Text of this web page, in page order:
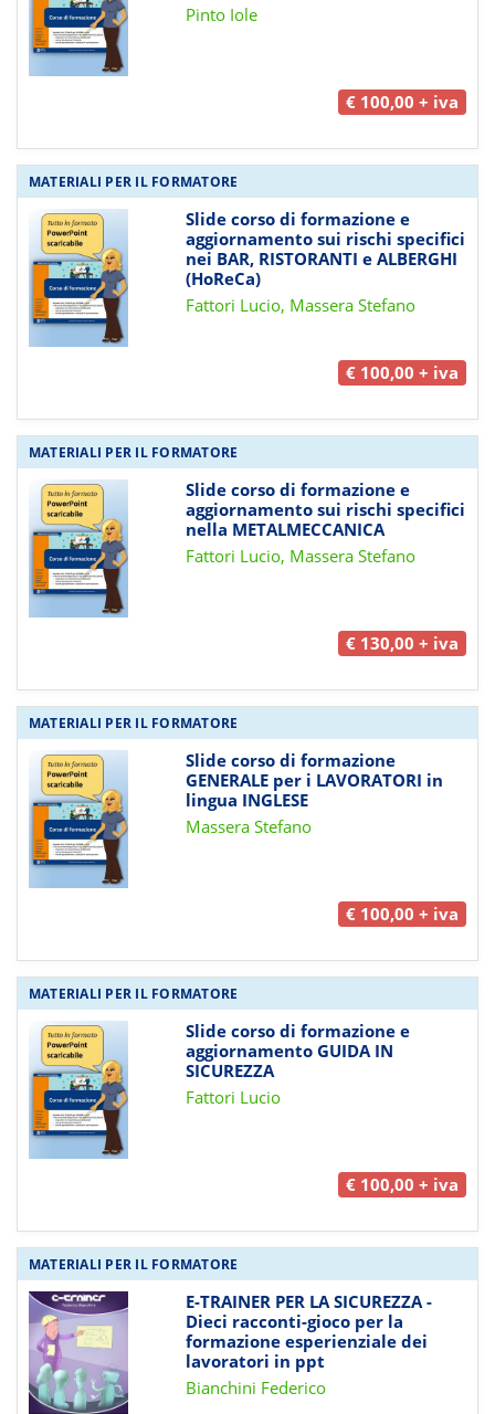
Pinto Iole
€ 100,00 + iva
MATERIALI PER IL FORMATORE
Slide corso di formazione e
aggiornamento sui rischi specifici
nei BAR, RISTORANTI e ALBERGHI
(HoReCa)
Fattori Lucio, Massera Stefano
€ 100,00 + iva
MATERIALI PER IL FORMATORE
Slide corso di formazione e
aggiornamento sui rischi specifici
nella METALMECCANICA
Fattori Lucio, Massera Stefano
€ 130,00 + iva
MATERIALI PER IL FORMATORE
Slide corso di formazione
GENERALE per i LAVORATORI in
lingua INGLESE
Massera Stefano
€ 100,00 + iva
MATERIALI PER IL FORMATORE
Slide corso di formazione e
aggiornamento GUIDA IN
SICUREZZA
Fattori Lucio
€ 100,00 + iva
MATERIALI PER IL FORMATORE
E-TRAINER PER LA SICUREZZA -
Dieci racconti-gioco per la
formazione esperienziale dei
lavoratori in ppt
Bianchini Federico